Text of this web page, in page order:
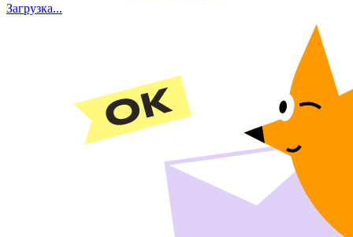
Загрузка...